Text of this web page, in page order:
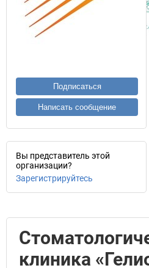
Подписаться
Написать сообщение
Вы представитель этой
организации?
Зарегистрируйтесь
клиника